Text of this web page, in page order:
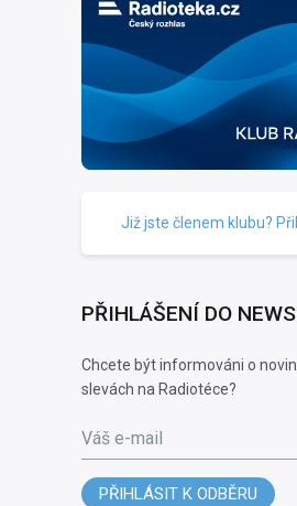
Již jste členem klubu?
PŘIHLÁŠENÍ DO
Chcete být informováni o
slevách na Radiotéce?
Váš e-mail
PŘIHLÁSIT K ODBĚRU